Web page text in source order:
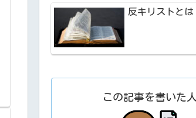
反キリストとは
この記事を書いた人